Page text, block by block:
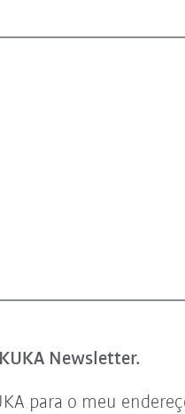
Newsletter.
para o meu